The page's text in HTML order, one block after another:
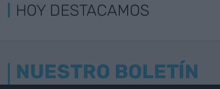
HOY DESTACAMOS
NUESTRO BOLETÍN